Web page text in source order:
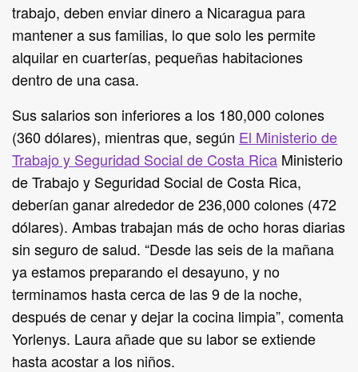
trabajo, deben enviar dinero a Nicaragua para
mantener a sus familias, lo que solo les permite
alquilar en cuarterías, pequeñas habitaciones
dentro de una casa.
Sus salarios son inferiores a los 180,000 colones
(360 dólares), mientras que, según El Ministerio de
Trabajo y Seguridad Social de Costa Rica Ministerio
de Trabajo y Seguridad Social de Costa Rica,
deberían ganar alrededor de 236,000 colones (472
dólares). Ambas trabajan más de ocho horas diarias
sin seguro de salud. “Desde las seis de la mañana
ya estamos preparando el desayuno, y no
terminamos hasta cerca de las 9 de la noche,
después de cenar y dejar la cocina limpia”, comenta
Yorlenys. Laura añade que su labor se extiende
hasta acostar a los niños.